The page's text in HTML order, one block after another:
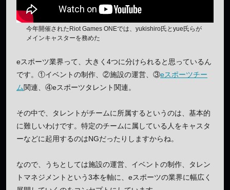
今年開催されたRiot Games ONEでは、yukishiro氏とyue氏らが
メインキャスターを務めた
eスポーツ業界って、大きく4つに分けられると思っているん
です。①イベントの制作、②施設の運営、③eスポーツチー
ム関連、④eスポーツタレント関連。
その中で、タレントがチームに所属するというのは、基本的
に難しいわけです。特定のチームに属している人をキャスタ
ーなどに起用するのはNGだったりしますからね。
なので、うちとしては施設の運営、イベントの制作、タレン
トマネジメントという3本を軸に、eスポーツの業界に幅広く